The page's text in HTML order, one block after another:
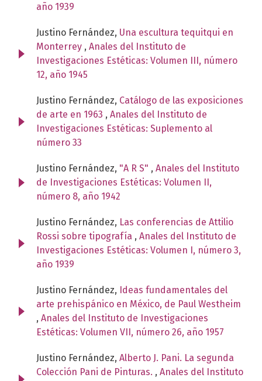
año 1939
Justino Fernández, Una escultura tequitqui en
Monterrey , Anales del Instituto de
Investigaciones Estéticas: Volumen III, número
12, año 1945
Justino Fernández, Catálogo de las exposiciones
de arte en 1963 , Anales del Instituto de
Investigaciones Estéticas: Suplemento al
número 33
Justino Fernández, "A R S" , Anales del Instituto
de Investigaciones Estéticas: Volumen II,
número 8, año 1942
Justino Fernández, Las conferencias de Attilio
Rossi sobre tipografía , Anales del Instituto de
Investigaciones Estéticas: Volumen I, número 3,
año 1939
Justino Fernández, Ideas fundamentales del
arte prehispánico en México, de Paul Westheim
, Anales del Instituto de Investigaciones
Estéticas: Volumen VII, número 26, año 1957
Justino Fernández, Alberto J. Pani. La segunda
Colección Pani de Pinturas. , Anales del Instituto